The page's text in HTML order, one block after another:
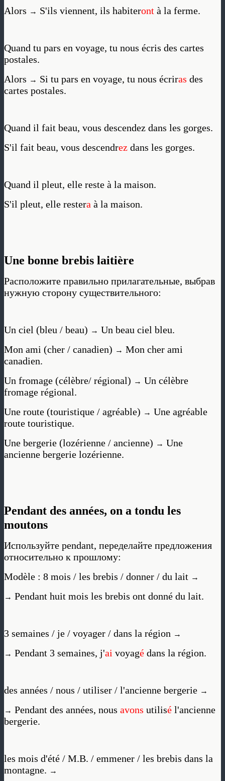
Alors → S'ils viennent, ils habiteront à la ferme.
Quand tu pars en voyage, tu nous écris des cartes
postales.
Alors → Si tu pars en voyage, tu nous écriras des
cartes postales.
Quand il fait beau, vous descendez dans les gorges.
S'il fait beau, vous descendrez dans les gorges.
Quand il pleut, elle reste à la maison.
S'il pleut, elle restera à la maison.
Une bonne brebis laitière
Расположите правильно прилагательные, выбрав
нужную сторону существительного:
Un ciel (bleu / beau) → Un beau ciel bleu.
Mon ami (cher / canadien) → Mon cher ami
canadien.
Un fromage (célèbre/ régional) → Un célèbre
fromage régional.
Une route (touristique / agréable) → Une agréable
route touristique.
Une bergerie (lozérienne / ancienne) → Une
ancienne bergerie lozérienne.
Pendant des années, on a tondu les
moutons
Используйте pendant, переделайте предложения
относительно к прошлому:
Modèle : 8 mois / les brebis / donner / du lait →
→ Pendant huit mois les brebis ont donné du lait.
3 semaines / je / voyager / dans la région →
→ Pendant 3 semaines, j'ai voyagé dans la région.
des années / nous / utiliser / l'ancienne bergerie →
→ Pendant des années, nous avons utilisé l'ancienne
bergerie.
les mois d'été / M.B. / emmener / les brebis dans la
montagne. →